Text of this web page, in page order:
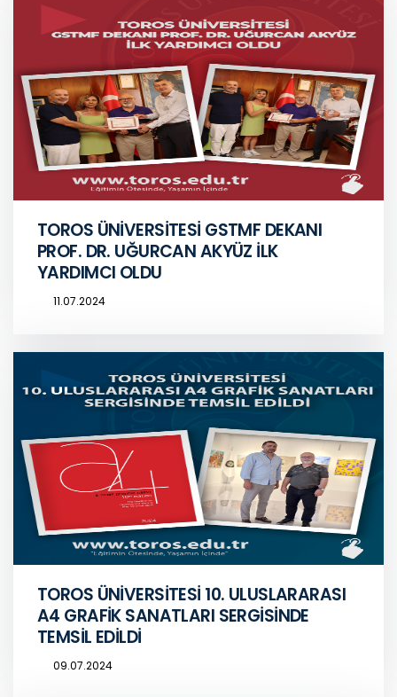
TOROS ÜNİVERSİTESİ GSTMF DEKANI
PROF. DR. UĞURCAN AKYÜZ İLK
YARDIMCI OLDU
11.07.2024
TOROS ÜNİVERSİTESİ 10. ULUSLARARASI
A4 GRAFİK SANATLARI SERGİSİNDE
TEMSİL EDİLDİ
09.07.2024